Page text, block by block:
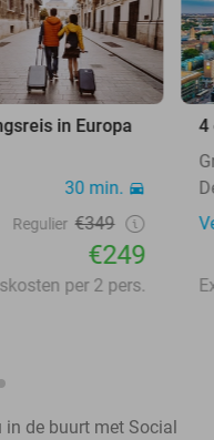
in Europa
30 min.
Regulier €349
€249
per 2 pers.
4
in de buurt met Social